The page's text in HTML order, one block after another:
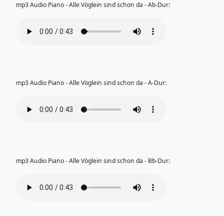
mp3 Audio Piano - Alle Vöglein sind schon da - Ab-Dur:
mp3 Audio Piano - Alle Vöglein sind schon da - A-Dur:
mp3 Audio Piano - Alle Vöglein sind schon da - Bb-Dur: